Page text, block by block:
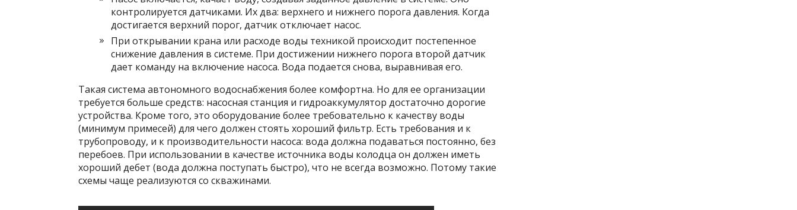
контролируется датчиками. Их два: верхнего и нижнего порога давления. Когда
достигается верхний порог, датчик отключает насос.
При открывании крана или расходе воды техникой происходит постепенное
снижение давления в системе. При достижении нижнего порога второй датчик
дает команду на включение насоса. Вода подается снова, выравнивая его.
Такая система автономного водоснабжения более комфортна. Но для ее организации
требуется больше средств: насосная станция и гидроаккумулятор достаточно дорогие
устройства. Кроме того, это оборудование более требовательно к качеству воды
(минимум примесей) для чего должен стоять хороший фильтр. Есть требования и к
трубопроводу, и к производительности насоса: вода должна подаваться постоянно, без
перебоев. При использовании в качестве источника воды колодца он должен иметь
хороший дебет (вода должна поступать быстро), что не всегда возможно. Потому такие
схемы чаще реализуются со скважинами.